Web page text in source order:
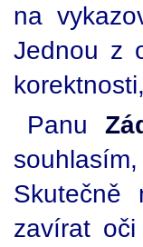
na
Jednou z
Panu
Skutečně
zavírat